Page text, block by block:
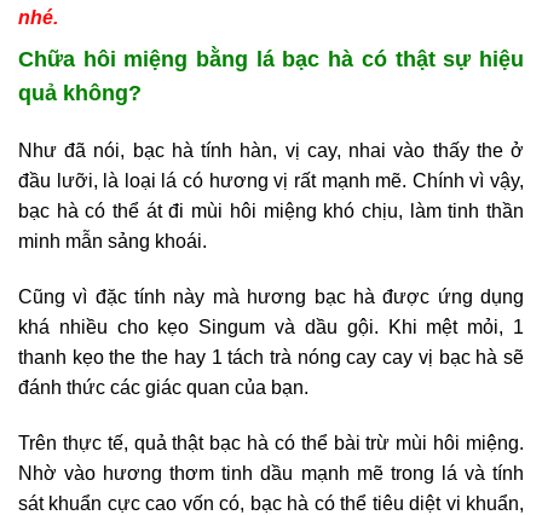
nhé.
Chữa hôi miệng bằng lá bạc hà có thật sự hiệu
quả không?
Như đã nói, bạc hà tính hàn, vị cay, nhai vào thấy the ở
đầu lưỡi, là loại lá có hương vị rất mạnh mẽ. Chính vì vậy,
bạc hà có thể át đi mùi hôi miệng khó chịu, làm tinh thần
minh mẫn sảng khoái.
Cũng vì đặc tính này mà hương bạc hà được ứng dụng
khá nhiều cho kẹo Singum và dầu gội. Khi mệt mỏi, 1
thanh kẹo the the hay 1 tách trà nóng cay cay vị bạc hà sẽ
đánh thức các giác quan của bạn.
Trên thực tế, quả thật bạc hà có thể bài trừ mùi hôi miệng.
Nhờ vào hương thơm tinh dầu mạnh mẽ trong lá và tính
sát khuẩn cực cao vốn có, bạc hà có thể tiêu diệt vi khuẩn,